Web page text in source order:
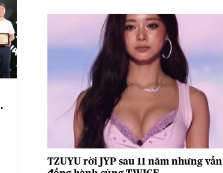
TZUYU rời JYP sau 11 năm nhưng vẫn